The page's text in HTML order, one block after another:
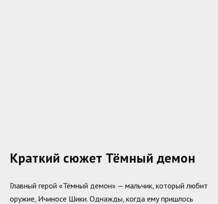
Краткий сюжет Тёмный демон
Главный герой «Тёмный демон» — мальчик, который любит
оружие, Ичиносе Шики. Однажды, когда ему пришлось